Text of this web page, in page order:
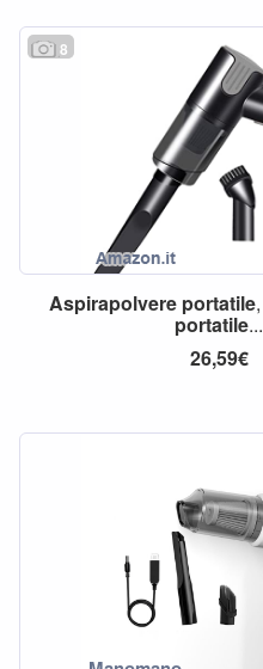
8
Aspirapolvere portatile,
portatile...
26,59€